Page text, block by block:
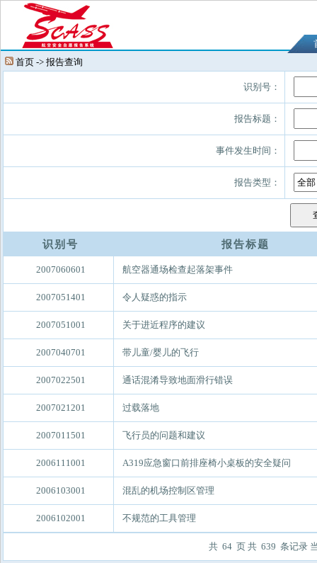
首页 -> 报告查询
识别号：
报告标题：
事件发生时间：
报告类型：
识别号 报告标题
2007060601 航空器通场检查起落架事件
2007051401 令人疑惑的指示
2007051001 关于进近程序的建议
2007040701 带儿童/婴儿的飞行
2007022501 通话混淆导致地面滑行错误
2007021201 过载落地
2007011501 飞行员的问题和建议
2006111001 A319应急窗口前排座椅小桌板的安全疑问
2006103001 混乱的机场控制区管理
2006102001 不规范的工具管理
共 64 页 共 639 条记录